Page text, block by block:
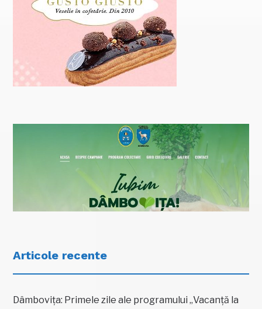
Articole recente
Dâmbovița: Primele zile ale programului „Vacanță la